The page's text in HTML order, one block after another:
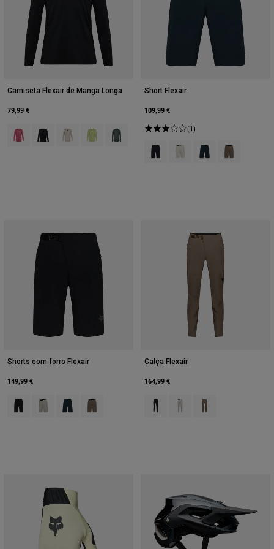
Camiseta Flexair de Manga Longa
79,99 €
Product swatch type of Berry.
Product swatch type of Preto.
Product swatch type of Giz Branco.
Product swatch type of Verde lima.
Product swatch type of Sábio Verde.
Short Flexair
109,99 €
(1)
Product swatch type of Preto.
Product swatch type of
Product swatch
Product
Shorts com forro Flexair
149,99 €
Product swatch type of Preto.
Product swatch type of Giz Branco.
Product swatch type of Galaxy Blue.
Product swatch type of Castanho Noz-moscada.
Calça Flexair
164,99 €
Product swatch type of Preto.
Product swatch type of
Product swatch